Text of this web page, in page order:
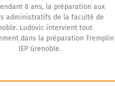
8 ans, la préparation aux
administratifs de la faculté de
Ludovic intervient tout
dans la préparation Tremplin
IEP Grenoble.